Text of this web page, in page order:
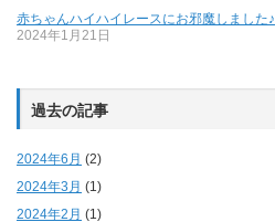
赤ちゃんハイハイレースにお邪魔しました♪
2024年1月21日
過去の記事
2024年6月 (2)
2024年3月 (1)
2024年2月 (1)